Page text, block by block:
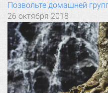
Позвольте домашней
26 октября 2018